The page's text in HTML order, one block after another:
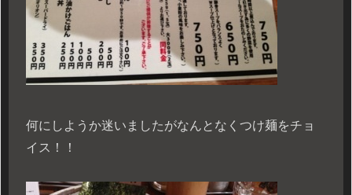
何にしようか迷いましたがなんとなくつけ麺をチョ
イス！！